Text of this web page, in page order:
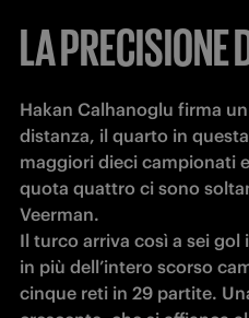
LA PRECISIONE
Hakan Calhanoglu firma
distanza, il quarto in
maggiori dieci campionati
quota quattro ci sono
Veerman.
Il turco arriva così a sei
in più dell’intero scorso
cinque reti in 29 partite.